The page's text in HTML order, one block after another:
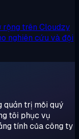
rộng trên Cloudzy
nghiên cứu và đội
quản trị mỗi quý
tôi phục vụ
tính của công ty